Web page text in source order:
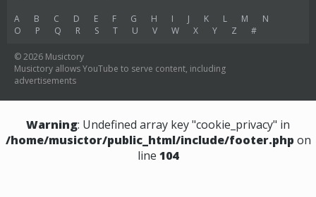
A B C D E F G H I J K L M
N
O
P Q R S T U V W X Y Z #
© 2026 Musictory
Musictory allows YouTube to serve content, including
advertisements
Warning: Undefined array key "cookie_privacy" in
/home/musictor/public_html/include/footer.php on
line 104